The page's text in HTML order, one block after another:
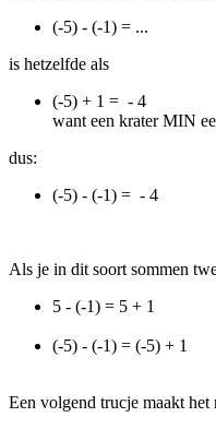
(-5) - (-1) = ...
is hetzelfde als
(-5) + 1 = - 4
want een krater MIN
dus:
(-5) - (-1) = - 4
Als je in dit soort sommen
5 - (-1) = 5 + 1
(-5) - (-1) = (-5) + 1
Een volgend trucje maakt het